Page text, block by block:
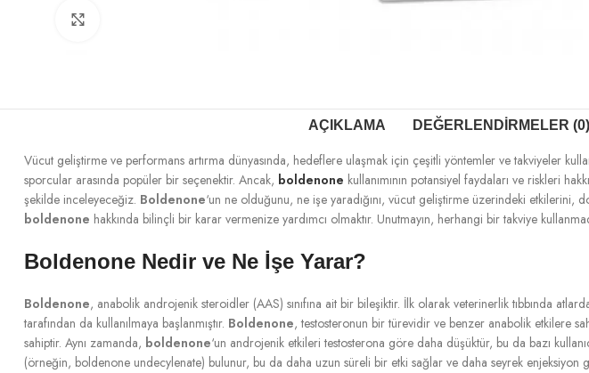
AÇIKLAMA DEĞERLENDIRMELER (0)
Vücut geliştirme ve performans artırma dünyasında, hedeflere ulaşmak için çeşitli yöntemler ve takviyeler
sporcular arasında popüler bir seçenektir. Ancak, boldenone kullanımının potansiyel faydaları ve riskleri
şekilde inceleyeceğiz. Boldenone‘un ne olduğunu, ne işe yaradığını, vücut geliştirme üzerindeki etkilerini,
boldenone hakkında bilinçli bir karar vermenize yardımcı olmaktır. Unutmayın, herhangi bir takviye
Boldenone Nedir ve Ne İşe Yarar?
Boldenone, anabolik androjenik steroidler (AAS) sınıfına ait bir bileşiktir. İlk olarak veterinerlik tıbbında
tarafından da kullanılmaya başlanmıştır. Boldenone, testosteronun bir türevidir ve benzer anabolik etkilere
sahiptir. Aynı zamanda, boldenone‘un androjenik etkileri testosterona göre daha düşüktür, bu da bazı
(örneğin, boldenone undecylenate) bulunur, bu da daha uzun süreli bir etki sağlar ve daha seyrek enjeksiyon